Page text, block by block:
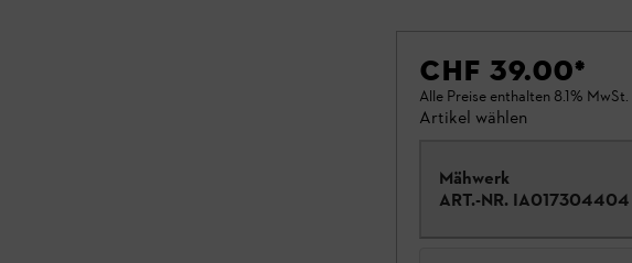
CHF 39.00*
Alle Preise enthalten 8.1% MwSt.
Artikel wählen
Mähwerk
ART.-NR. IA017304404